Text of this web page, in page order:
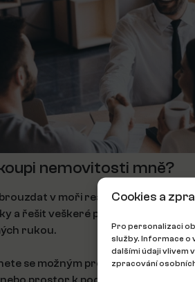
Cookies a
Pro personalizaci
služby. Informace o
dalšími údaji vlivem
zpracování
nemovitosti mně?
v moři realitních nabídek,
a řešit veškeré právní kroky, svěřte
rukou.
se možným problémům s